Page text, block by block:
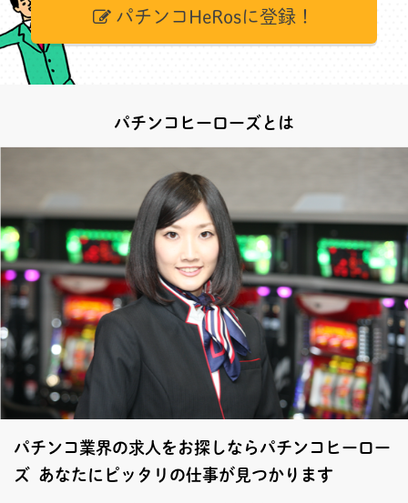
パチンコHeRosに登録！
パチンコヒーローズとは
パチンコ業界の求人をお探しならパチンコヒーロー
ズ あなたにピッタリの仕事が見つかります